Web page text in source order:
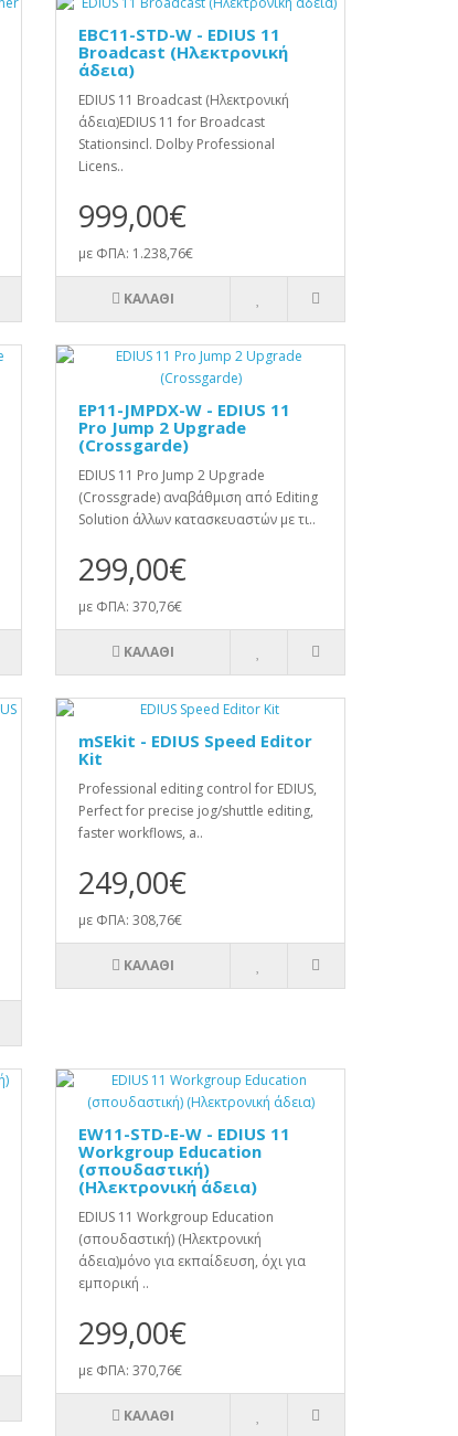
EBC11-STD-W - EDIUS 11
Broadcast (Ηλεκτρονική
άδεια)
EDIUS 11 Broadcast (Ηλεκτρονική
άδεια)EDIUS 11 for Broadcast
Stationsincl. Dolby Professional
Licens..
999,00€
με ΦΠΑ: 1.238,76€
ΚΑΛΆΘΙ
EP11-JMPDX-W - EDIUS 11
Pro Jump 2 Upgrade
(Crossgarde)
EDIUS 11 Pro Jump 2 Upgrade
(Crossgrade) αναβάθμιση από Editing
Solution άλλων κατασκευαστών με τι..
299,00€
με ΦΠΑ: 370,76€
ΚΑΛΆΘΙ
mSEkit - EDIUS Speed Editor
Kit
Professional editing control for EDIUS,
Perfect for precise jog/shuttle editing,
faster workflows, a..
249,00€
με ΦΠΑ: 308,76€
ΚΑΛΆΘΙ
EW11-STD-E-W - EDIUS 11
Workgroup Education
(σπουδαστική)
(Ηλεκτρονική άδεια)
EDIUS 11 Workgroup Education
(σπουδαστική) (Ηλεκτρονική
άδεια)μόνο για εκπαίδευση, όχι για
εμπορική ..
299,00€
με ΦΠΑ: 370,76€
ΚΑΛΆΘΙ